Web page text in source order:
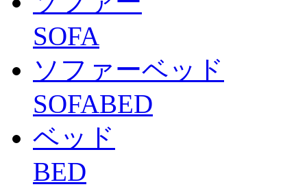
SOFA
ソファーベッド
SOFABED
ベッド
BED